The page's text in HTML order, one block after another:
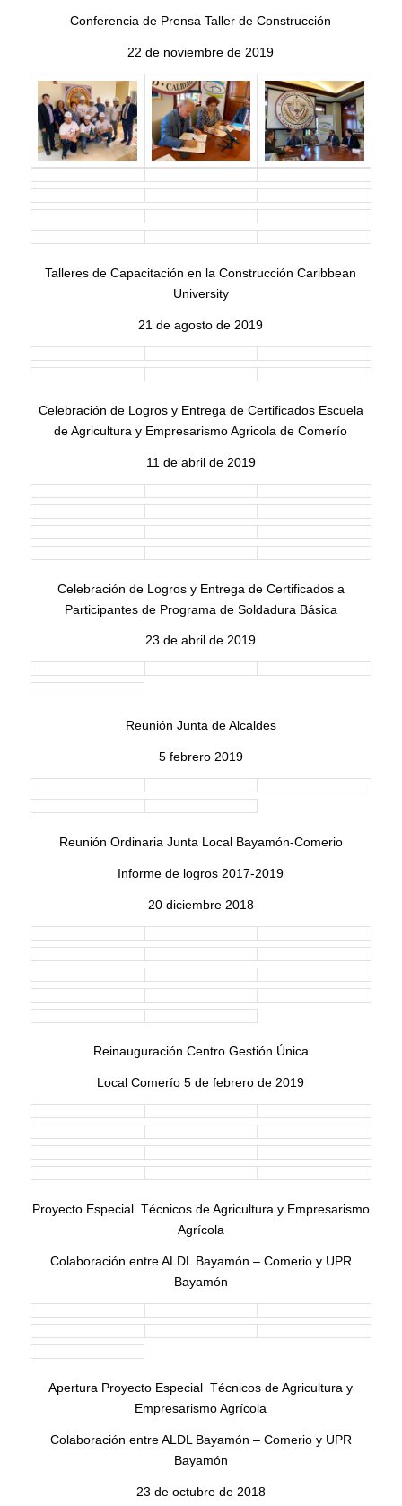
Conferencia de Prensa Taller de Construcción
22 de noviembre de 2019
Talleres de Capacitación en la Construcción Caribbean
University
21 de agosto de 2019
Celebración de Logros y Entrega de Certificados Escuela
de Agricultura y Empresarismo Agricola de Comerío
11 de abril de 2019
Celebración de Logros y Entrega de Certificados a
Participantes de Programa de Soldadura Básica
23 de abril de 2019
Reunión Junta de Alcaldes
5 febrero 2019
Reunión Ordinaria Junta Local Bayamón-Comerio
Informe de logros 2017-2019
20 diciembre 2018
Reinauguración Centro Gestión Única
Local Comerío 5 de febrero de 2019
Proyecto Especial Técnicos de Agricultura y Empresarismo
Agrícola
Colaboración entre ALDL Bayamón – Comerio y UPR
Bayamón
Apertura Proyecto Especial Técnicos de Agricultura y
Empresarismo Agrícola
Colaboración entre ALDL Bayamón – Comerio y UPR
Bayamón
23 de octubre de 2018